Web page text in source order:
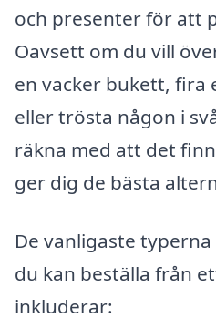
och presenter för att
Oavsett om du vill
en vacker bukett, fira
eller trösta någon i
räkna med att det
ger dig de bästa
De vanligaste
du kan beställa från
inkluderar: